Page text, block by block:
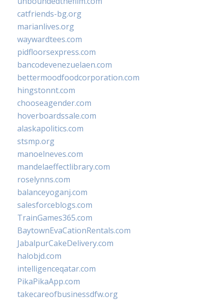
catfriends-bg.org
marianlives.org
waywardtees.com
pidfloorsexpress.com
bancodevenezuelaen.com
bettermoodfoodcorporation.com
hingstonnt.com
chooseagender.com
hoverboardssale.com
alaskapolitics.com
stsmp.org
manoelneves.com
mandelaeffectlibrary.com
roselynns.com
balanceyoganj.com
salesforceblogs.com
TrainGames365.com
BaytownEvaCationRentals.com
JabalpurCakeDelivery.com
halobjd.com
intelligenceqatar.com
PikaPikaApp.com
takecareofbusinessdfw.org